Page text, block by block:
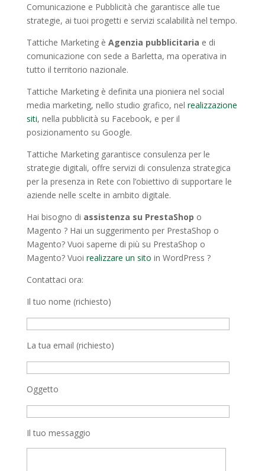
Comunicazione e Pubblicità che garantisce alle tue
strategie, ai tuoi progetti e servizi scalabilità nel tempo.
Tattiche Marketing è Agenzia pubblicitaria e di
comunicazione con sede a Barletta, ma operativa in
tutto il territorio nazionale.
Tattiche Marketing è definita una pioniera nel social
media marketing, nello studio grafico, nel realizzazione
siti, nella pubblicità su Facebook, e per il
posizionamento su Google.
Tattiche Marketing garantisce consulenza per le
strategie digitali, offre servizi di consulenza strategica
per la presenza in Rete con l’obiettivo di supportare le
aziende nelle scelte in ambito digitale.
Hai bisogno di assistenza su PrestaShop o
Magento ? Hai un suggerimento per PrestaShop o
Magento? Vuoi saperne di più su PrestaShop o
Magento? Vuoi realizzare un sito in WordPress ?
Contattaci ora:
Il tuo nome (richiesto)
La tua email (richiesto)
Oggetto
Il tuo messaggio